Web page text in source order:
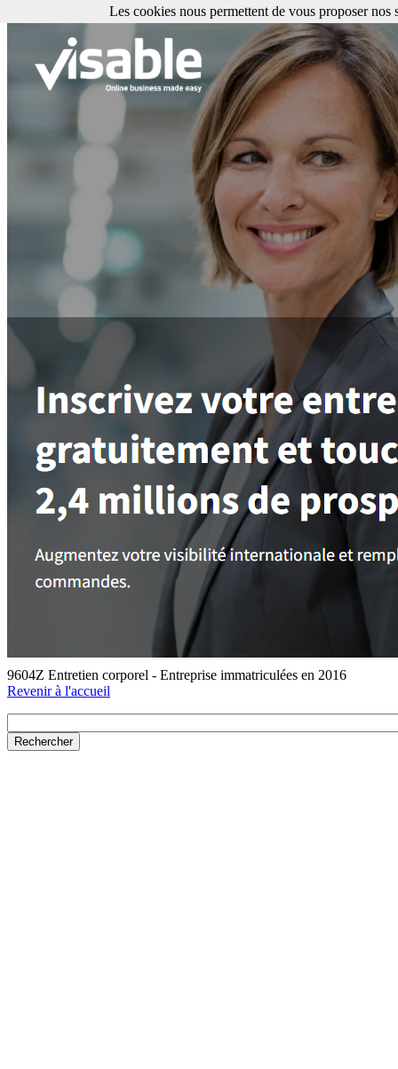
9604Z Entretien corporel - Entreprise immatriculées en 2016
Revenir à l'accueil
Les cookies nous permettent de vous proposer